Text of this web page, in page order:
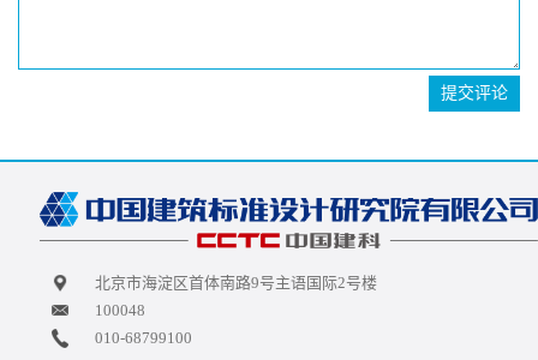
提交评论
北京市海淀区首体南路9号主语国际2号楼
100048
010-68799100